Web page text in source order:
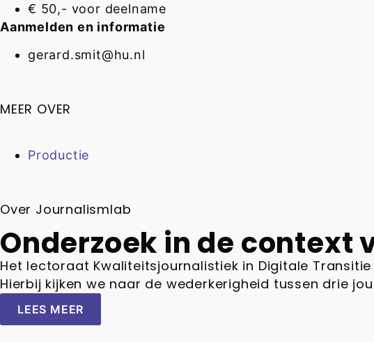
€ 50,- voor deelname
Aanmelden en informatie
gerard.smit@hu.nl
MEER OVER
Productie
Over Journalismlab
Onderzoek in de context
Het lectoraat Kwaliteitsjournalistiek in Digitale
Hierbij kijken we naar de wederkerigheid tussen drie
LEES MEER